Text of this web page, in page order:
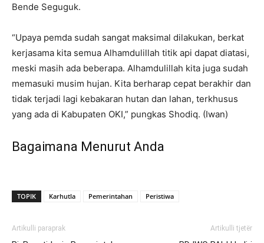
Bende Seguguk.
“Upaya pemda sudah sangat maksimal dilakukan, berkat
kerjasama kita semua Alhamdulillah titik api dapat diatasi,
meski masih ada beberapa. Alhamdulillah kita juga sudah
memasuki musim hujan. Kita berharap cepat berakhir dan
tidak terjadi lagi kebakaran hutan dan lahan, terkhusus
yang ada di Kabupaten OKI,” pungkas Shodiq. (Iwan)
Bagaimana Menurut Anda
TOPIK Karhutla Pemerintahan Peristiwa
Artikulli paraprak Artikulli tjetër